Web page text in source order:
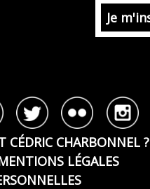
CÉDRIC CHARBONNEL ?
LÉGALES